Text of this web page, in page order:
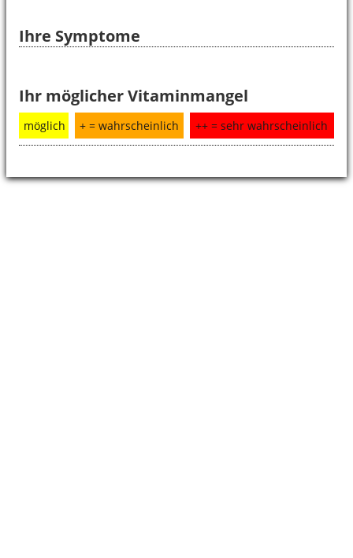
Ihre Symptome
Ihr möglicher Vitaminmangel
möglich + = wahrscheinlich ++ = sehr wahrscheinlich